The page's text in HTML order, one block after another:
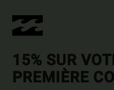
15% SUR
PREMIÈRE